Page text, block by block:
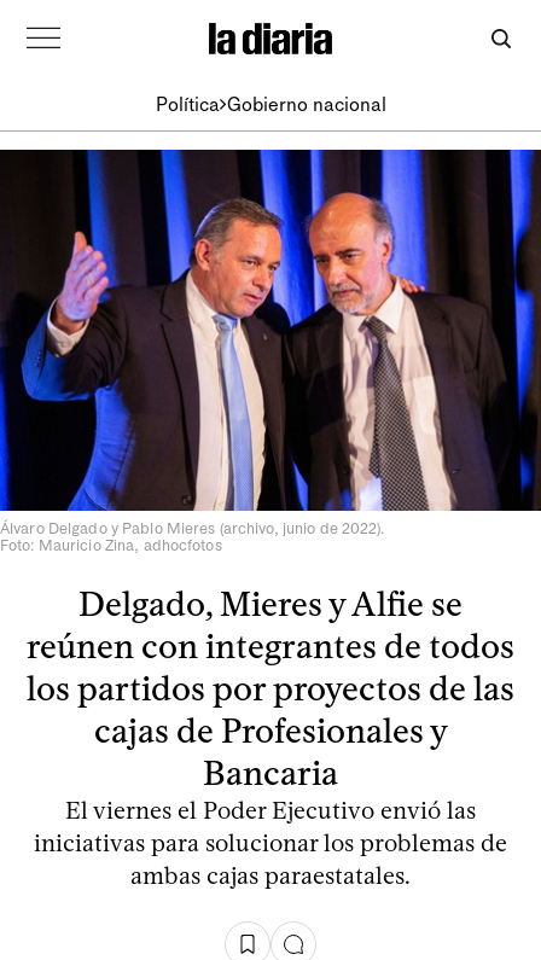
Política Gobierno nacional
Álvaro Delgado y Pablo Mieres (archivo, junio de 2022).
Foto: Mauricio Zina, adhocfotos
Delgado, Mieres y Alfie se
reúnen con integrantes de todos
los partidos por proyectos de las
cajas de Profesionales y
Bancaria
El viernes el Poder Ejecutivo envió las
iniciativas para solucionar los problemas de
ambas cajas paraestatales.